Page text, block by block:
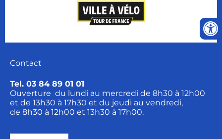
Contact
Tel. 03 84 89 01 01
Ouverture du lundi au mercredi de 8h30 à 12h00
et de 13h30 à 17h30 et du jeudi au vendredi,
de 8h30 à 12h00 et 13h30 à 17h00.